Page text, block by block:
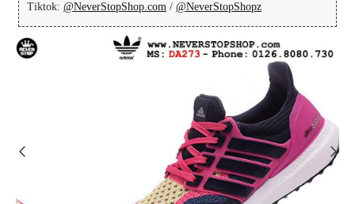
Tiktok: @NeverStopShop.com / @NeverStopShopz